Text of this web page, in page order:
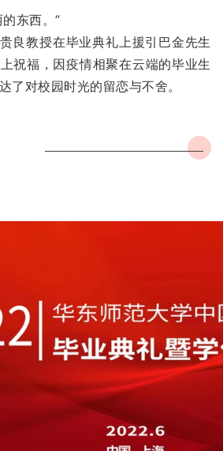
东西。”
良教授在毕业典礼上援引巴金先生
祝福，因疫情相聚在云端的毕业生
了对校园时光的留恋与不舍。